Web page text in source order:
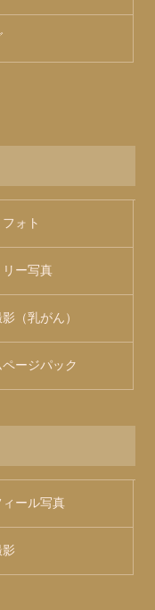
ォト
リー写真
（乳がん）
ージパック
ィール写真